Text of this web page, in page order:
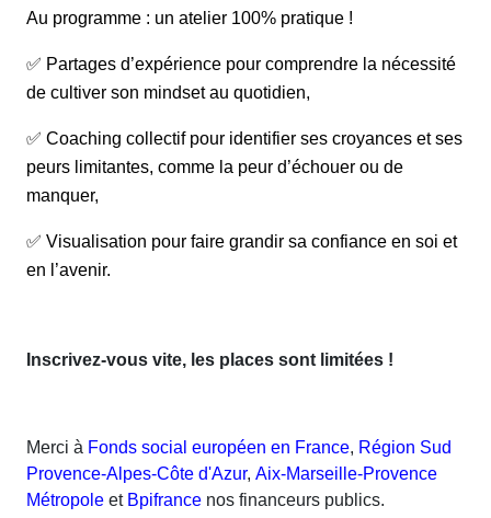
Au programme : un atelier 100% pratique !
✅ Partages d’expérience pour comprendre la nécessité
de cultiver son mindset au quotidien,
✅ Coaching collectif pour identifier ses croyances et ses
peurs limitantes, comme la peur d’échouer ou de
manquer,
✅ Visualisation pour faire grandir sa confiance en soi et
en l ’avenir.
Inscrivez-vous vite, les places sont limitées !
Merci àFonds social européen en France,Région Sud
Provence-Alpes-Côte d'Azur,Aix-Marseille-Provence
MétropoleetBpifrancenos financeurs publics.